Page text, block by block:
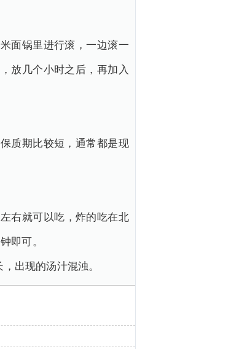
面锅里进行滚，一边滚一
放几个小时之后，再加入
质期比较短，通常都是现
右就可以吃，炸的吃在北
即可。
出现的汤汁混浊。